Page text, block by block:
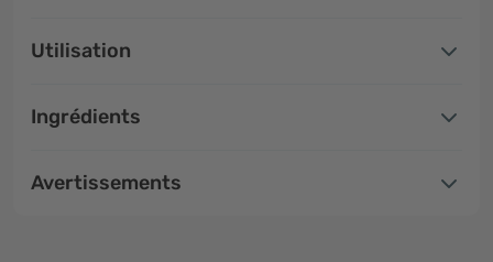
Utilisation
Ingrédients
Avertissements